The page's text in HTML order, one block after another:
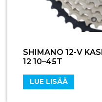
SHIMANO 12-V
12 10–45T
LUE LISÄÄ